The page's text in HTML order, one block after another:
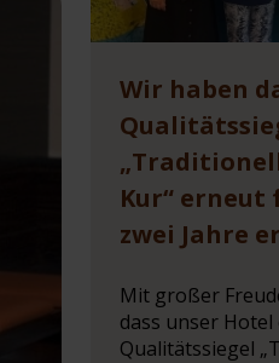
Wir haben
Kur“
zwei Jahre
Mit großer
dass unser
Qualitätssiegel